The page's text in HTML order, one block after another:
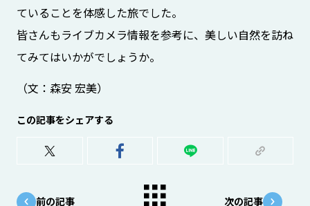
ていることを体感した旅でした。
皆さんもライブカメラ情報を参考に、美しい自然を訪ね
てみてはいかがでしょうか。
（文：森安 宏美）
この記事をシェアする
前の記事 次の記事